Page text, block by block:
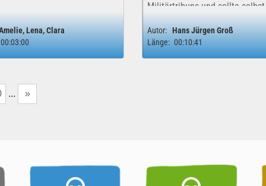
Lena, Clara
00:03:00
Militärtribuns und sollte selbst
Soldat werden. Im Alter von
Jahren kam er in Italien
mit dem Christentum in
ließ sich später taufen....
Autor: Hans Jürgen Groß
Länge: 00:10:41
... »